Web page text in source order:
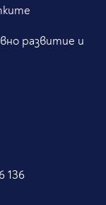
развитие и
136